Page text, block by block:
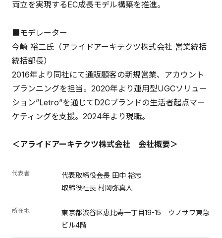
両立を実現するEC成長モデル構築を推進。
■モデレーター
今崎 裕二氏（アライドアーキテクツ株式会社 営業統括
統括部長）
2016年より同社にて通販顧客の新規営業、アカウント
プランニングを担当。2020年より運用型UGCソリュー
ション”Letro”を通じてD2Cブランドの生活者起点マー
ケティングを支援。2024年より現職。
＜アライドアーキテクツ株式会社 会社概要＞
代表者
代表取締役会長 田中 裕志
取締役社長 村岡弥真人
所在地
東京都渋谷区恵比寿一丁目19-15 ウノサワ東急
ビル4階